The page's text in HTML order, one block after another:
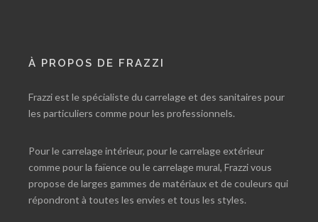
À PROPOS DE FRAZZI
Frazzi est le spécialiste du carrelage et des sanitaires pour
les particuliers comme pour les professionnels.
Pour le carrelage intérieur, pour le carrelage extérieur
comme pour la faïence ou le carrelage mural, Frazzi vous
propose de larges gammes de matériaux et de couleurs qui
répondront à toutes les envies et tous les styles.